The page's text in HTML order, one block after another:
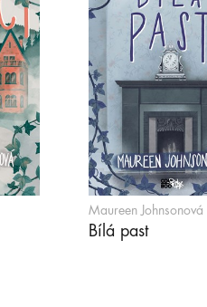
Maureen Johnsonová
Bílá past